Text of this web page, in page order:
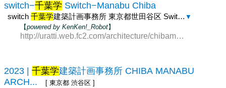
switch−千葉学 Switch−Manabu Chiba
switch千葉学建築計画事務所 東京都世田谷区 Swit… ▼
【powered by KenKen!_Robot】
http://uratti.web.fc2.com/architecture/chibamanabu/
2023 | 千葉学建築計画事務所 CHIBA MANABU
ARCH...
[ 東京都 渋谷区 ]